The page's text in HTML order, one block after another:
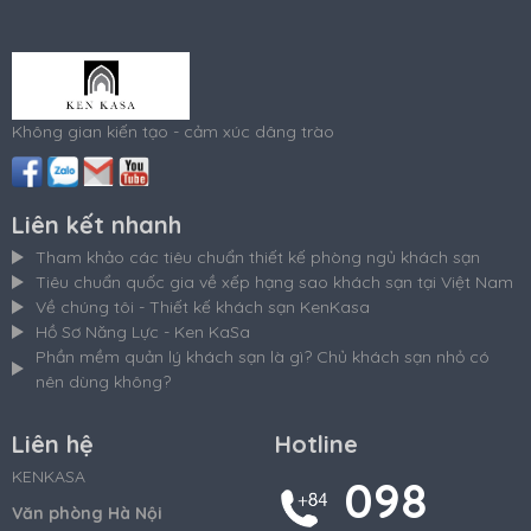
Không gian kiến tạo - cảm xúc dâng trào
Liên kết nhanh
Tham khảo các tiêu chuẩn thiết kế phòng ngủ khách sạn
Tiêu chuẩn quốc gia về xếp hạng sao khách sạn tại Việt Nam
Về chúng tôi - Thiết kế khách sạn KenKasa
Hồ Sơ Năng Lực - Ken KaSa
Phần mềm quản lý khách sạn là gì? Chủ khách sạn nhỏ có
nên dùng không?
Liên hệ
KENKASA
Văn phòng Hà Nội
Hotline
098